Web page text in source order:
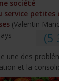
société
service petites
(Valentin
(5
une des
et la